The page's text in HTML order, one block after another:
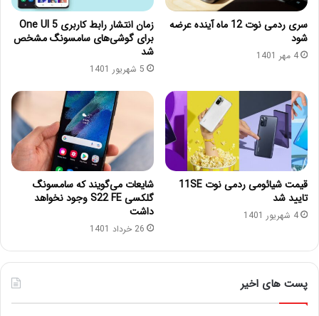
سری ردمی نوت 12 ماه آینده عرضه
شود
4 مهر 1401
زمان انتشار رابط کاربری One UI 5
برای گوشی‌های سامسونگ مشخص
شد
5 شهریور 1401
قیمت شیائومی ردمی نوت 11SE
تایید شد
4 شهریور 1401
شایعات می‌گویند که سامسونگ
گلکسی S22 FE وجود نخواهد
داشت
26 خرداد 1401
پست های اخیر